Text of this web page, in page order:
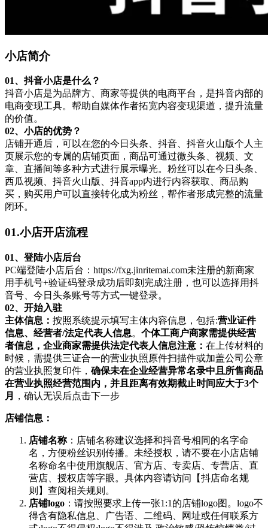
小店简介
01、抖音小店是什么？
抖音小店是为品牌方、商家等提供的电商平台，是抖音内部的
电商变现工具。帮助自媒体作者拓宽内容变现渠道，提升流量
的价值。
02、 小店的优势？
店铺开通后，可以在您的今日头条、抖音、抖音火山版个人主
页展示您的专属的店铺页面，商品可通过微头条、视频、文
章、直播间等多种方式进行展示曝光。粉丝可以在今日头条、
西瓜视频、抖音火山版、抖音app内进行内容获取、商品购
买，购买用户可以直接转化成为粉丝，帮作者形成完整的流量
闭环。
01.小店开店流程
01、 登陆小店后台
PC端登陆小店后台：https://fxg.jinritemai.com未注册的新商家
用手机号+验证码登录成功后即刻完成注册，也可以选择用抖
音号、今日头条账号等方式一键登录。
02、 开始入驻
主体信息： 按照系统提示填写主体内容信息，包括:营业证件
信息、经营者/法定代表人信息。 个体工商户商家需提供经营
者信息，企业商家需提供法定代表人信息注意： 在上传材料的
时候，需提供三证合一的营业执照原件扫描件或加盖公司公章
的营业执照复印件， 确保未在企业经营异常名录中且所售商品
在营业执照经营范围内，并且距离有效期截止时间应大于3个
月
，确认无误后点击下一步
店铺信息：
店铺名称：店铺名称建议选择和抖音号相同的名字命
名，方便粉丝识别传播。未经授权，请不要在小店店铺
名称命名中使用旗舰店、官方店、专卖店、专营店、直
营店、授权店等字眼。具体内容请访问【抖店命名规
则】查阅相关规则。
店铺logo ：请按照要求上传一张1:1的店铺logo图。logo不
得含有隐私信息、广告语、二维码、网址或任何联系方